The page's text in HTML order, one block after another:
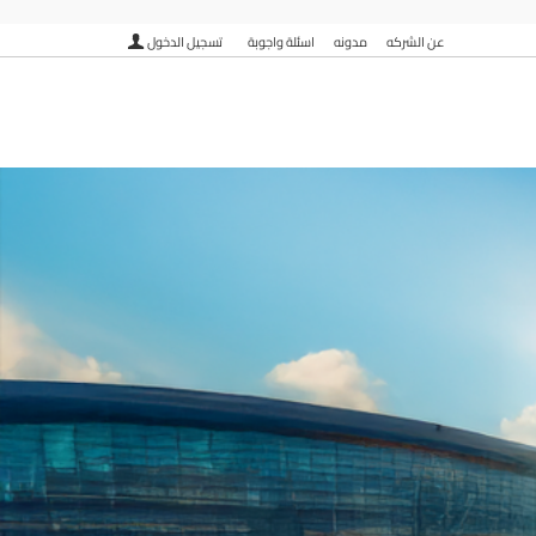
عن الشركه مدونه اسئلة واجوبة تسجيل الدخول